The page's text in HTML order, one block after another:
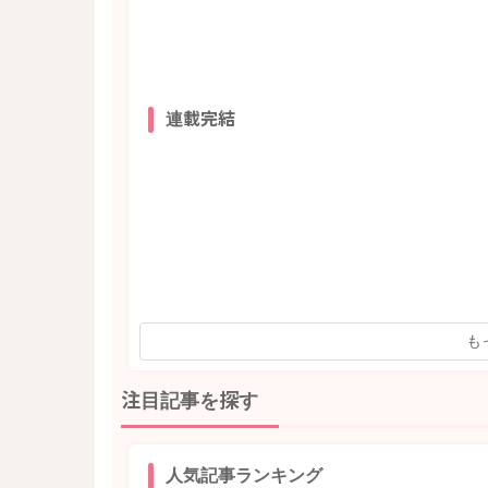
連載完結
も
注目記事を探す
人気記事ランキング